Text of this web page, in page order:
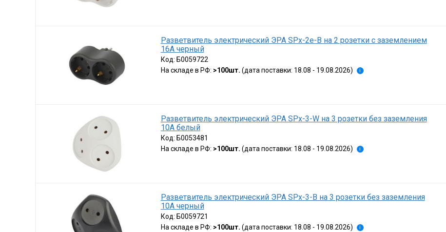
Разветвитель электрический ЭРА SPx-2e-B на 2 розетки с заземлением
16А черный
Код: Б0059722
На складе в РФ: >100шт. (дата поставки: 18.08 - 19.08.2026) i
Разветвитель электрический ЭРА SPx-3-W на 3 розетки без заземления
10А белый
Код: Б0053481
На складе в РФ: >100шт. (дата поставки: 18.08 - 19.08.2026) i
Разветвитель электрический ЭРА SPx-3-B на 3 розетки без заземления
10А черный
Код: Б0059721
На складе в РФ: >100шт. (дата поставки: 18.08 - 19.08.2026) i